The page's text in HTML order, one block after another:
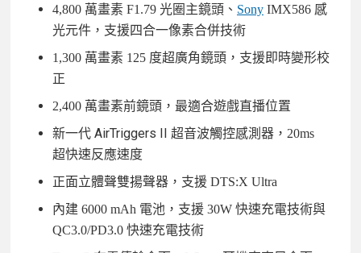
4,800 萬畫素 F1.79 光圈主鏡頭、 Sony IMX586 感
光元件，支援四合一像素合併技術
1,300 萬畫素 125 度超廣角鏡頭，支援即時變形校
正
2,400 萬畫素前鏡頭，最適合遊戲直播位置
新一代 AirTriggers II 超音波觸控感測器，20ms
超快速反應速度
正面立體聲雙揚聲器，支援 DTS:X Ultra
內建 6000 mAh 電池，支援 30W 快速充電技術與
QC3.0/PD3.0 快速充電技術